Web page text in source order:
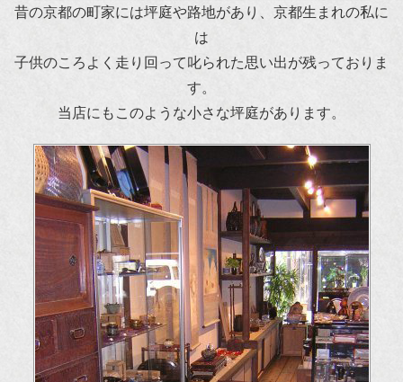
昔の京都の町家には坪庭や路地があり、京都生まれの私に
は
子供のころよく走り回って叱られた思い出が残っておりま
す。
当店にもこのような小さな坪庭があります。